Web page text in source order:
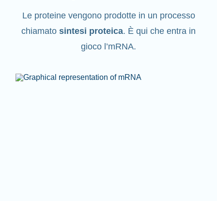
Le proteine vengono prodottein un processo
chiamato sintesi proteica. È qui che entra in
gioco l’mRNA.